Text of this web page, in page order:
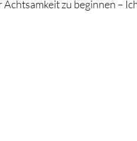
zu beginnen –